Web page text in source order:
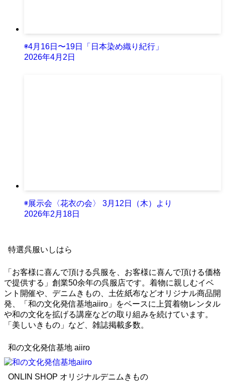
◉4月16日〜19日「日本染め織り紀行」
2026年4月2日
◉展示会〈花衣の会〉 3月12日（木）より
2026年2月18日
特選呉服いしはら
「お客様に喜んで頂ける呉服を、お客様に喜んで頂ける価格
で提供する」創業50余年の呉服店です。着物に親しむイベ
ント開催や、デニムきもの、土佐紙布などオリジナル商品開
発、「和の文化発信基地aiiro」をベースに上質着物レンタル
や和の文化を拡げる講座などの取り組みを続けています。
「美しいきもの」など、雑誌掲載多数。
和の文化発信基地 aiiro
ONLIN SHOP オリジナルデニムきもの